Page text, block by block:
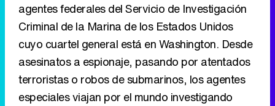
agentes federales del Servicio de Investigación
Criminal de la Marina de los Estados Unidos
cuyo cuartel general está en Washington. Desde
asesinatos a espionaje, pasando por atentados
terroristas o robos de submarinos, los agentes
especiales viajan por el mundo investigando